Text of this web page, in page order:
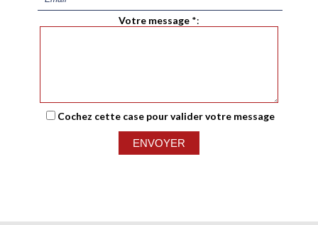
Votre message *:
Cochez cette case pour valider votre message